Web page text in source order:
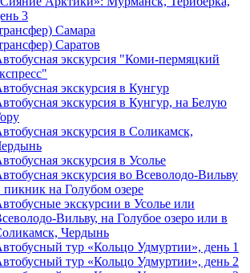
3
Самара
Саратов
экскурсия "Коми-пермяцкий
экскурсия в Кунгур
экскурсия в Кунгур, на Белую
экскурсия в Соликамск,
экскурсия в Усолье
экскурсия во Всеволодо-Вильву
пикник на Голубом озере
экскурсии в Усолье или
Вильву, на Голубое озеро или в
Чердынь
тур «Кольцо Удмуртии», день 1
тур «Кольцо Удмуртии», день 2